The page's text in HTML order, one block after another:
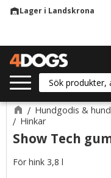
warehouseLager i Landskrona
Hundgodis &
Hinkar
Show Tech
För hink 3,8 l